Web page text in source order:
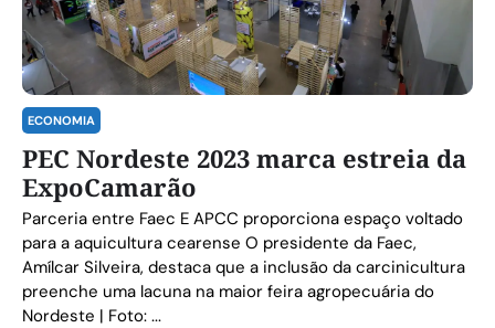
ECONOMIA
PEC Nordeste 2023 marca estreia da
ExpoCamarão
Parceria entre Faec E APCC proporciona espaço voltado
para a aquicultura cearense O presidente da Faec,
Amílcar Silveira, destaca que a inclusão da carcinicultura
preenche uma lacuna na maior feira agropecuária do
Nordeste | Foto: ...